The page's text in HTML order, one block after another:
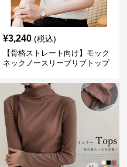
¥3,240 (税込)
【骨格ストレート向け】モック
ネックノースリーブリブトップ